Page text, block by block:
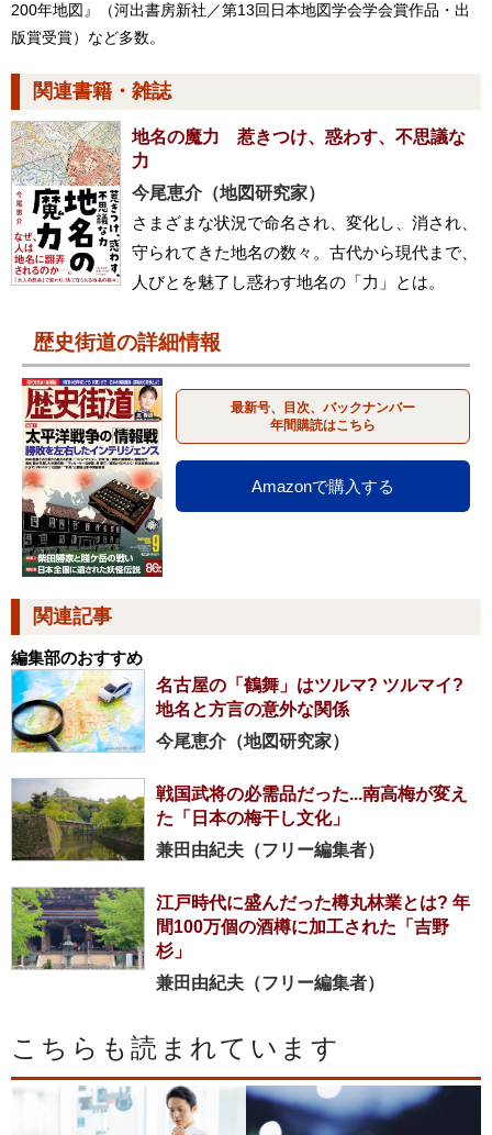
200年地図』（河出書房新社／第13回日本地図学会学会賞作品・出
版賞受賞）など多数。
関連書籍・雑誌
地名の魔力 惹きつけ、惑わす、不思議な
力
今尾恵介（地図研究家）
さまざまな状況で命名され、変化し、消され、
守られてきた地名の数々。古代から現代まで、
人びとを魅了し惑わす地名の「力」とは。
歴史街道の詳細情報
最新号、目次、バックナンバー
年間購読はこちら
Amazonで購入する
関連記事
編集部のおすすめ
名古屋の「鶴舞」はツルマ? ツルマイ?
地名と方言の意外な関係
今尾恵介（地図研究家）
戦国武将の必需品だった...南高梅が変え
た「日本の梅干し文化」
兼田由紀夫（フリー編集者）
江戸時代に盛んだった樽丸林業とは? 年
間100万個の酒樽に加工された「吉野
杉」
兼田由紀夫（フリー編集者）
こちらも読まれています